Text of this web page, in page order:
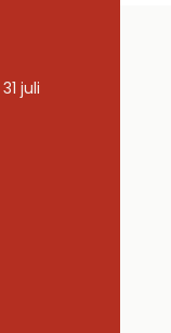
juli